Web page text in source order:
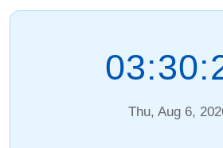
Thu, Aug 6,